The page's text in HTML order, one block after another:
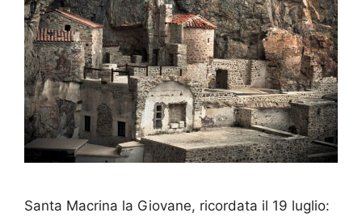
Santa Macrina la Giovane, ricordata il 19 luglio: